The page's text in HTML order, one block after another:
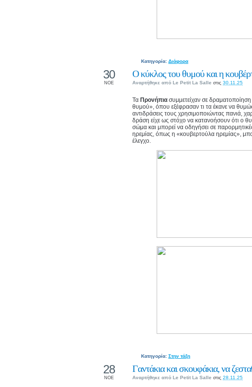
Κατηγορία: Διάφορα
Ο κύκλος του θυμού και η
Αναρτήθηκε από Le Petit La Salle στις 30.11.25
30
ΝΟΕ
Τα Προνήπια συμμετείχαν σε
θυμού», όπου εξέφρασαν τι τα έκανε να
αντιδράσεις τους χρησιμοποιώντας πανιά,
δράση είχε ως στόχο να κατανοήσουν ότι ο
σώμα και μπορεί να οδηγήσει σε
ηρεμίας, όπως η «κουβερτούλα ηρεμίας»,
έλεγχο.
Κατηγορία: Στην τάξη
Γαντάκια και σκουφάκια, να
Αναρτήθηκε από Le Petit La Salle στις 28.11.25
28
ΝΟΕ